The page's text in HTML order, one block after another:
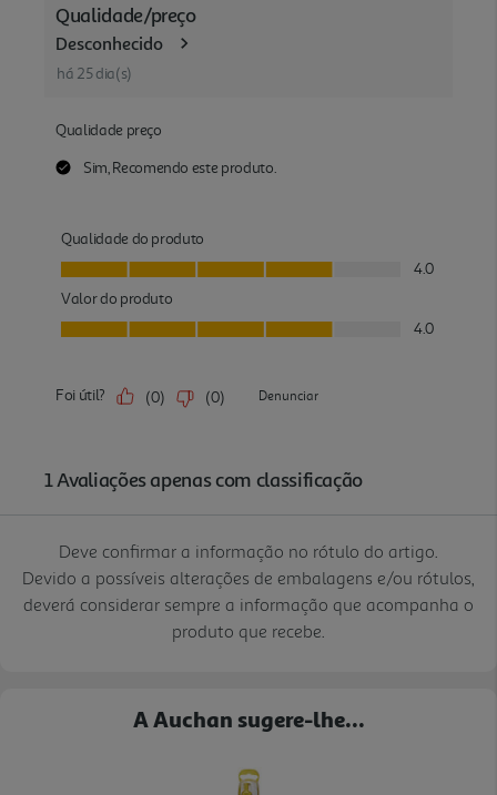
Deve confirmar a informação no rótulo do artigo.
Devido a possíveis alterações de embalagens e/ou rótulos,
deverá considerar sempre a informação que acompanha o
produto que recebe.
A Auchan sugere-lhe...